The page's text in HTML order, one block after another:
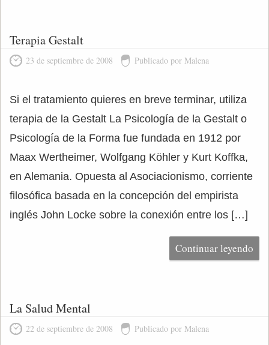
Terapia Gestalt
23 de septiembre de 2008 Publicado por Malena
Si el tratamiento quieres en breve terminar, utiliza
terapia de la Gestalt La Psicología de la Gestalt o
Psicología de la Forma fue fundada en 1912 por
Maax Wertheimer, Wolfgang Köhler y Kurt Koffka,
en Alemania. Opuesta al Asociacionismo, corriente
filosófica basada en la concepción del empirista
inglés John Locke sobre la conexión entre los […]
Continuar leyendo
La Salud Mental
22 de septiembre de 2008 Publicado por Malena